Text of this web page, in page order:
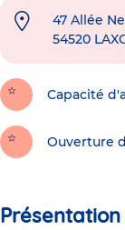
47 Allée
54520
Capacité
Ouverture